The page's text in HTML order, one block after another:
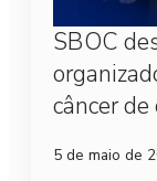
SBOC
câncer
5 de maio de